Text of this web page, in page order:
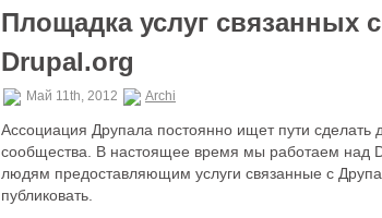
Площадка услуг связанных
Drupal.org
Май 11th, 2012 Archi
Ассоциация Друпала постоянно ищет пути сделать
сообщества. В настоящее время мы работаем над
людям предоставляющим услуги связанные с
публиковать.